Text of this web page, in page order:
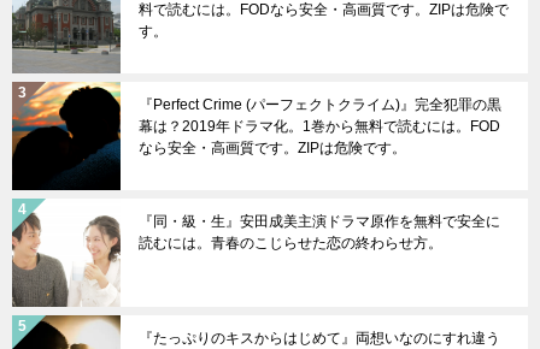
料で読むには。FODなら安全・高画質です。ZIPは危険で
す。
『Perfect Crime (パーフェクトクライム)』完全犯罪の黒
幕は？2019年ドラマ化。1巻から無料で読むには。FOD
なら安全・高画質です。ZIPは危険です。
『同・級・生』安田成美主演ドラマ原作を無料で安全に
読むには。青春のこじらせた恋の終わらせ方。
『たっぷりのキスからはじめて』両想いなのにすれ違う